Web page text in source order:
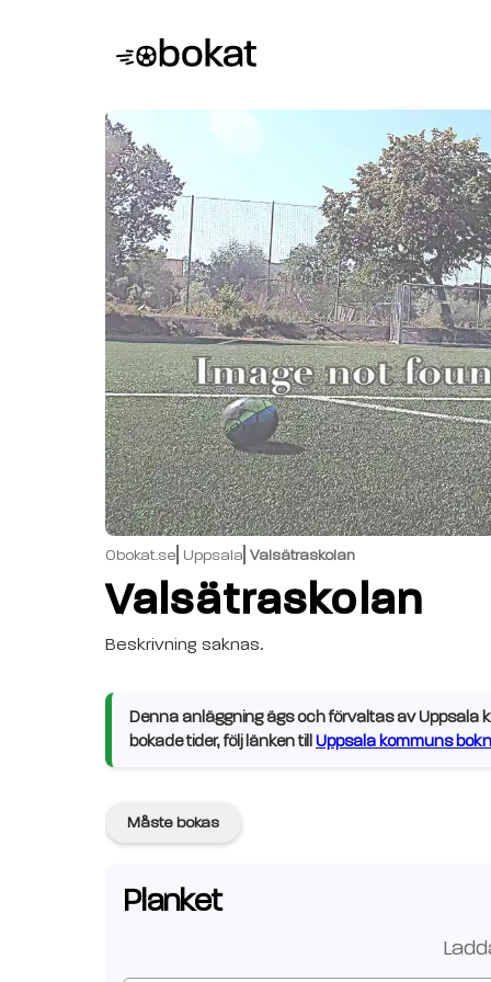
Obokat.se Uppsala Valsätraskolan
Valsätraskolan
Beskrivning saknas.
Denna anläggning ägs och förvaltas av Uppsala
bokade tider, följ länken till Uppsala kommuns
Måste bokas
Planket